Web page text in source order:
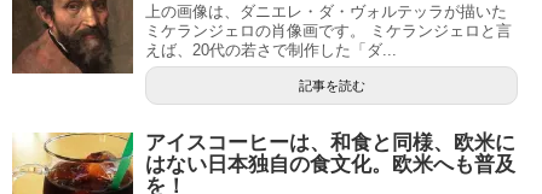
上の画像は、ダニエレ・ダ・ヴォルテッラが描いた
ミケランジェロの肖像画です。 ミケランジェロと言
えば、20代の若さで制作した「ダ...
記事を読む
アイスコーヒーは、和食と同様、欧米に
はない日本独自の食文化。欧米へも普及
を！